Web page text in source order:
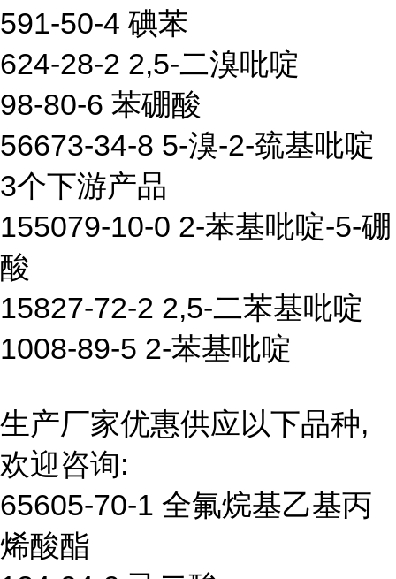
591-50-4 碘苯
624-28-2 2,5-二溴吡啶
98-80-6 苯硼酸
56673-34-8 5-溴-2-巯基吡啶
3个下游产品
155079-10-0 2-苯基吡啶-5-硼
酸
15827-72-2 2,5-二苯基吡啶
1008-89-5 2-苯基吡啶
生产厂家优惠供应以下品种,
欢迎咨询:
65605-70-1 全氟烷基乙基丙
烯酸酯